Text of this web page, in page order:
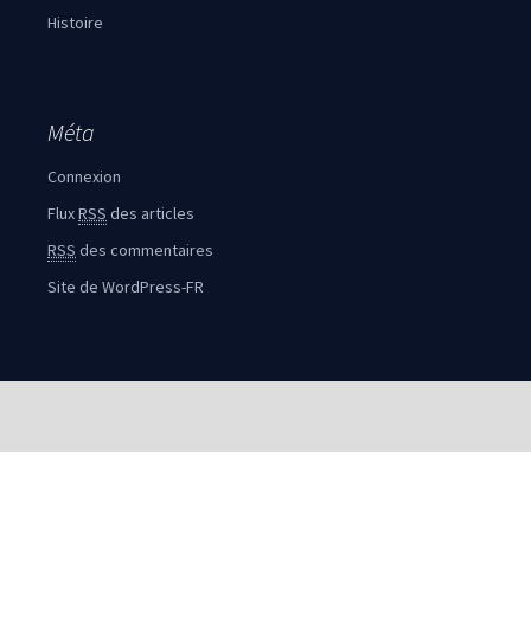
Histoire
Méta
Connexion
FluxRSS des articles
RSS des commentaires
Site de WordPress-FR